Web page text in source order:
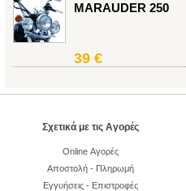
MARAUDER 250
39 €
Σχετικά με τις Αγορές
Online Αγορές
Αποστολή - Πληρωμή
Εγγυήσεις - Επιστροφές